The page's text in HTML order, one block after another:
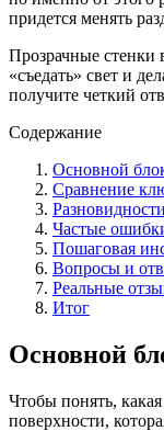
придется менять
Прозрачные стенки
«съедать» свет и
получите четкий
Содержание
Основной
Сравнение
Частые
Пошаговая
Вопросы и
Реальные
Итог
Основной
Чтобы понять,
поверхности,